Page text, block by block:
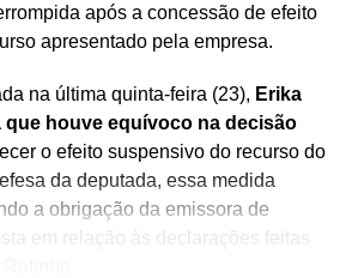
após a concessão de efeito
apresentado pela empresa.
na última quinta-feira (23), Erika
que houve equívoco na decisão
o efeito suspensivo do recurso do
da deputada, essa medida
a obrigação da emissora de
em relação às declarações feitas